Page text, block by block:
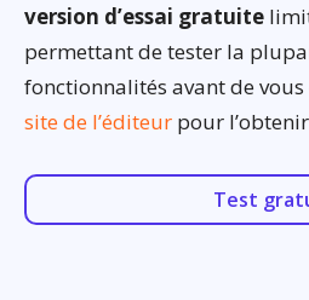
version d’essai gratuite
permettant de tester la
fonctionnalités avant de vous
site de l’éditeur pour
Test